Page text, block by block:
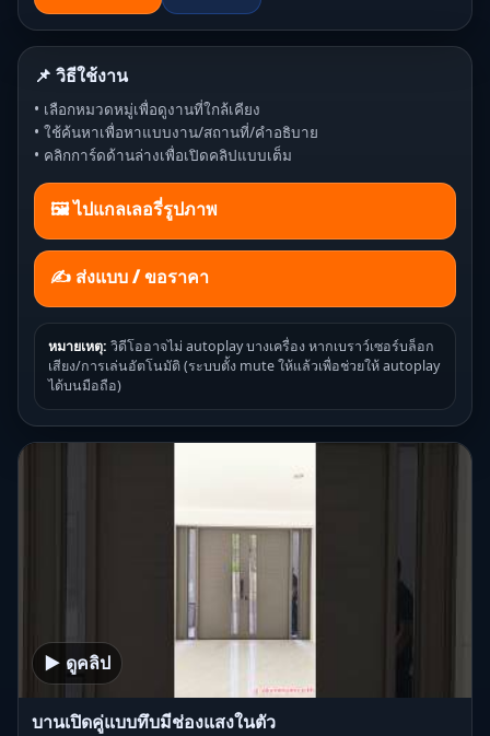
📌 วิธีใช้งาน
• เลือกหมวดหมู่เพื่อดูงานที่ใกล้เคียง
• ใช้ค้นหาเพื่อหาแบบงาน/สถานที่/คำอธิบาย
• คลิกการ์ดด้านล่างเพื่อเปิดคลิปแบบเต็ม
🖼️ ไปแกลเลอรี่รูปภาพ
✍ ส่งแบบ / ขอราคา
หมายเหตุ: วิดีโออาจไม่ autoplay บางเครื่อง หากเบราว์เซอร์บล็อก
เสียง/การเล่นอัตโนมัติ (ระบบตั้ง mute ให้แล้วเพื่อช่วยให้ autoplay
ได้บนมือถือ)
▶ ดูคลิป
บานเปิดคู่แบบทึบมีช่องแสงในตัว